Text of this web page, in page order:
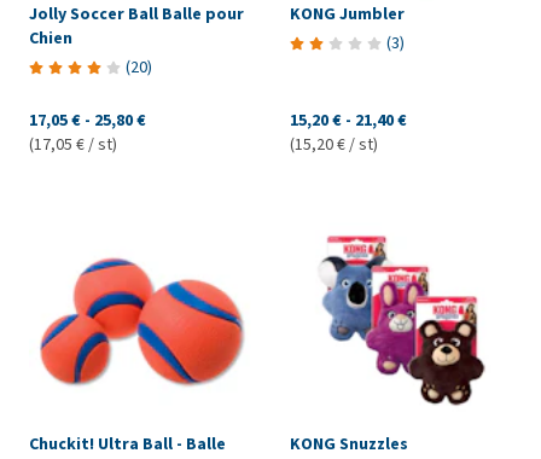
Jolly Soccer Ball Balle pour
Chien
(20)
17,05 € - 25,80 €
(17,05 € / st)
KONG Jumbler
(3)
15,20 € - 21,40 €
(15,20 € / st)
Chuckit! Ultra Ball - Balle
KONG Snuzzles